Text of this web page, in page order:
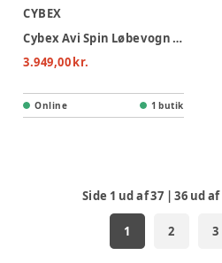
CYBEX
Cybex Avi Spin Løbevogn - Stormy Blue
3.949,00 kr.
Online 1 butik
Side 1 ud af37 |36 ud af
1 2 3